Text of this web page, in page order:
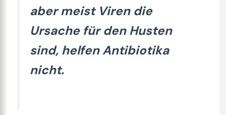
aber meist Viren die
Ursache für den Husten
sind, helfen Antibiotika
nicht.